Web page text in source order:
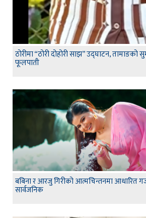
ठोरीमा “ठोरी दोहोरी साझ” उद्घाटन, तामाङको
फूलपाती
बबिना र आरजु गिरीको आत्मचिन्तनमा आधारित
सार्वजनिक